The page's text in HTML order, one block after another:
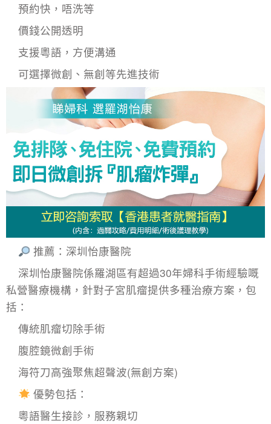
預約快，唔洗等
價錢公開透明
支援粵語，方便溝通
可選擇微創、無創等先進技術
推薦：深圳怡康醫院
深圳怡康醫院係羅湖區有超過30年婦科手術經驗嘅
私營醫療機構，針對子宮肌瘤提供多種治療方案，包
括：
傳統肌瘤切除手術
腹腔鏡微創手術
海符刀高強聚焦超聲波(無創方案)
優勢包括：
粵語醫生接診，服務親切